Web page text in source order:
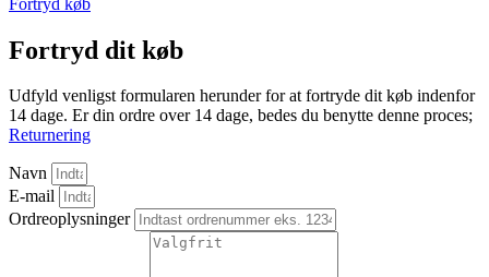
Fortryd dit køb
Udfyld venligst formularen herunder for at fortryde dit køb indenfor
14 dage. Er din ordre over 14 dage, bedes du benytte denne proces;
Returnering
Navn
E-mail
Ordreoplysninger